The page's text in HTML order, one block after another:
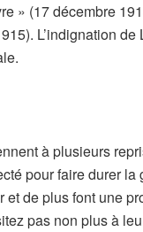
» (17 décembre
L’indignation de
à plusieurs
pour faire durer la
et de plus font une
pas non plus à